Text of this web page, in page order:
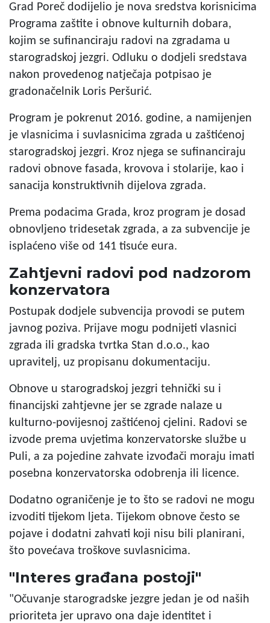
Grad Poreč dodijelio je nova sredstva korisnicima
Programa zaštite i obnove kulturnih dobara,
kojim se sufinanciraju radovi na zgradama u
starogradskoj jezgri. Odluku o dodjeli sredstava
nakon provedenog natječaja potpisao je
gradonačelnik Loris Peršurić.
Program je pokrenut 2016. godine, a namijenjen
je vlasnicima i suvlasnicima zgrada u zaštićenoj
starogradskoj jezgri. Kroz njega se sufinanciraju
radovi obnove fasada, krovova i stolarije, kao i
sanacija konstruktivnih dijelova zgrada.
Prema podacima Grada, kroz program je dosad
obnovljeno tridesetak zgrada, a za subvencije je
isplaćeno više od 141 tisuće eura.
Zahtjevni radovi pod nadzorom
konzervatora
Postupak dodjele subvencija provodi se putem
javnog poziva. Prijave mogu podnijeti vlasnici
zgrada ili gradska tvrtka Stan d.o.o., kao
upravitelj, uz propisanu dokumentaciju.
Obnove u starogradskoj jezgri tehnički su i
financijski zahtjevne jer se zgrade nalaze u
kulturno-povijesnoj zaštićenoj cjelini. Radovi se
izvode prema uvjetima konzervatorske službe u
Puli, a za pojedine zahvate izvođači moraju imati
posebna konzervatorska odobrenja ili licence.
Dodatno ograničenje je to što se radovi ne mogu
izvoditi tijekom ljeta. Tijekom obnove često se
pojave i dodatni zahvati koji nisu bili planirani,
što povećava troškove suvlasnicima.
"Interes građana postoji"
"Očuvanje starogradske jezgre jedan je od naših
prioriteta jer upravo ona daje identitet i